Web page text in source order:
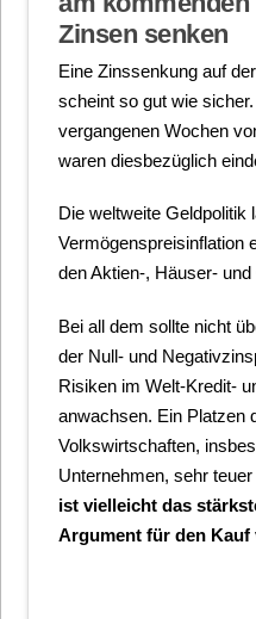
Zinsen senken
Eine Zinssenkung auf
scheint so gut wie
vergangenen Wochen
waren diesbezüglich
Die weltweite Geldpolitik
Vermögenspreisinflation
den Aktien-, Häuser-
Bei all dem sollte nicht
der Null- und
Risiken im Welt-Kredit-
anwachsen. Ein Platzen
Volkswirtschaften,
Unternehmen, sehr
ist vielleicht das
Argument für den Kauf